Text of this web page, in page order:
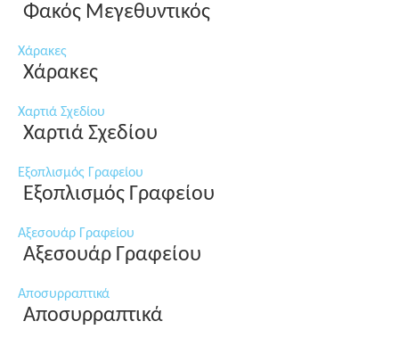
Φακός Μεγεθυντικός
Χάρακες
Χάρακες
Χαρτιά Σχεδίου
Χαρτιά Σχεδίου
Εξοπλισμός Γραφείου
Εξοπλισμός Γραφείου
Αξεσουάρ Γραφείου
Αξεσουάρ Γραφείου
Αποσυρραπτικά
Αποσυρραπτικά